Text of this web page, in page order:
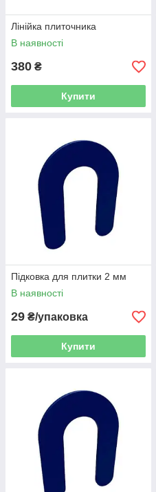
Лінійка плиточника
В наявності
380 ₴
Купити
Підковка для плитки 2 мм
В наявності
29 ₴/упаковка
Купити